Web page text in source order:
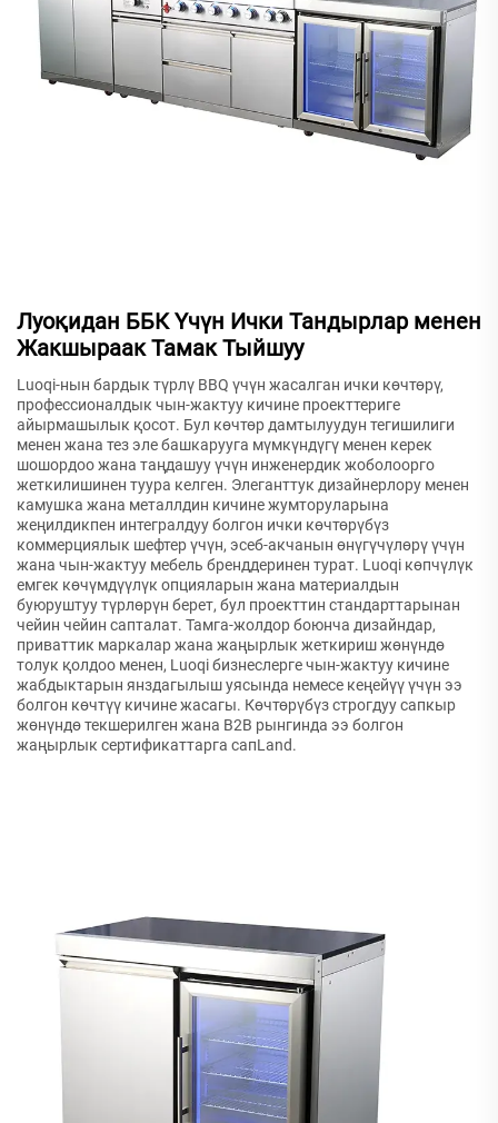
Луоқидан ББК Үчүн Ички Тандырлар менен
Жакшыраак Тамак Тыйшуу
Luoqi-нын бардык түрлү BBQ үчүн жасалган ички көчтөрү,
профессионалдык чын-жактуу кичине проекттериге
айырмашылык қосот. Бул көчтөр дамтылуудун тегишилиги
менен жана тез эле башкарууга мүмкүндүгү менен керек
шошордоо жана таңдашуу үчүн инженердик жоболоорго
жеткилишинен туура келген. Элеганттук дизайнерлору менен
камушка жана металлдин кичине жумторуларына
жеңилдикпен интегралдуу болгон ички көчтөрүбүз
коммерциялык шефтер үчүн, эсеб-акчанын өнүгүчүлөрү үчүн
жана чын-жактуу мебель бренддеринен турат. Luoqi көпчүлүк
емгек көчүмдүүлүк опцияларын жана материалдын
буюруштуу түрлөрүн берет, бул проекттин стандарттарынан
чейин чейин сапталат. Тамга-жолдор боюнча дизайндар,
приваттик маркалар жана жаңырлык жеткириш жөнүндө
толук қолдоо менен, Luoqi бизнеслерге чын-жактуу кичине
жабдыктарын янздагылыш уясында немесе кеңейүү үчүн ээ
болгон көчтүү кичине жасагы. Көчтөрүбүз строгдуу сапкыр
жөнүндө текшерилген жана B2B рынгинда ээ болгон
жаңырлык сертификаттарга сапLand.